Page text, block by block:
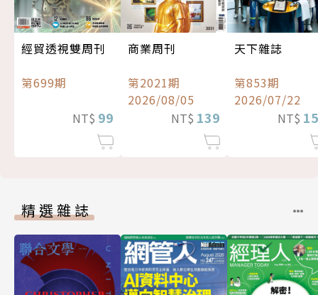
經貿透視雙周刊
第699期
NT$ 99
商業周刊
第2021期
2026/08/05
NT$ 139
天下雜誌
第853期
2026/07/22
NT$
精選雜誌